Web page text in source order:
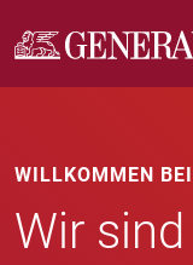
WILLKOMMEN
Wir